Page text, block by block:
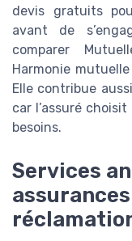
devis gratuits
avant de
comparer
Harmonie
Elle contribue
car l’assuré
besoins.
Services